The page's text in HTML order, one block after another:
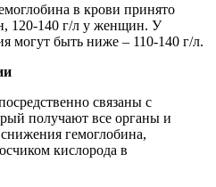
в крови принято
120-140 г/л у женщин. У
могут быть ниже – 110-140 г/л.
связаны с
получают все органы и
гемоглобина,
кислорода в